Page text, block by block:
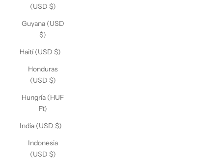
(USD $)
Guyana (USD
$)
Haití (USD $)
Honduras
(USD $)
Hungría (HUF
Ft)
India (USD $)
Indonesia
(USD $)